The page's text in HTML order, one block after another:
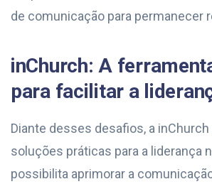
de comunicação para permanecer
inChurch: A
para facilitar a
Diante desses desafios, a
soluções práticas para a liderança
possibilita aprimorar a